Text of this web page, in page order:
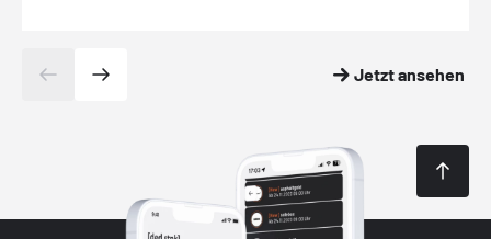
Jetzt ansehen